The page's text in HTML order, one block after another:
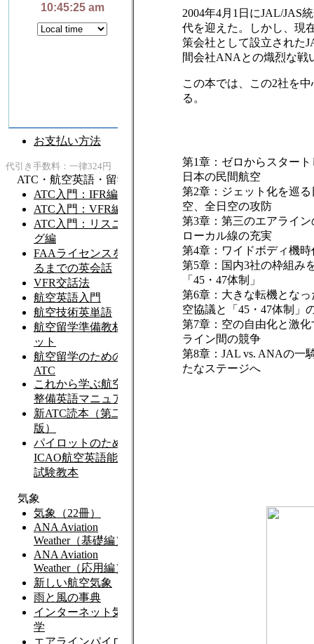
2004年4月1日にJAL/JAS
代を迎えた。しかし、現
策会社として設立された
間会社ANAとの熾烈な戦
この本では、この2社を
る。
第1章：ゼロからスター
日本の民間航空
第2章：ジェット化を巡る
空、全日空の攻防
第3章：第三のエアライ
ローカル線の充実
第4章：ワイドボディ機
第5章：国内3社の枠組み
「45・47体制」
第6章：大きな転機とな
空協議と「45・47体制」
第7章：空の自由化と激
ライン間の競争
第8章：JAL vs. ANAの一
たなステージへ